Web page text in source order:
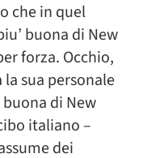
che in quel
buona di New
forza. Occhio,
la sua personale
di New
italiano –
dei